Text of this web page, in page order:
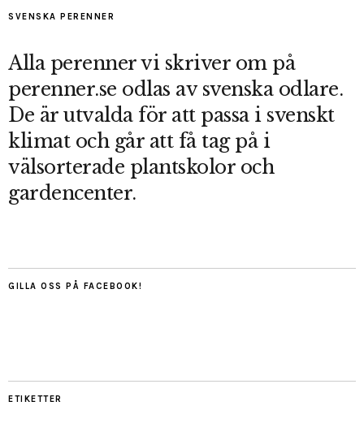
SVENSKA PERENNER
Alla perenner vi skriver om på
perenner.se odlas av svenska odlare.
De är utvalda för att passa i svenskt
klimat och går att få tag på i
välsorterade plantskolor och
gardencenter.
GILLA OSS PÅ FACEBOOK!
ETIKETTER